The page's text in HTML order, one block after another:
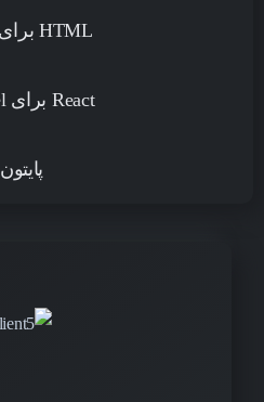
HTML برای React
React برای Laravel
پایتون